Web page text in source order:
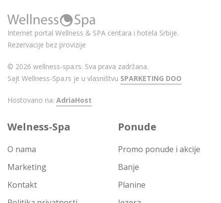
Internet portal Wellness & SPA centara i hotela Srbije.
Rezervacije bez provizije
© 2026 wellness-spa.rs. Sva prava zadržana.
Sajt Wellness-Spa.rs je u vlasništvu SPARKETING DOO
Hostovano na: AdriaHost
Welness-Spa
O nama
Marketing
Kontakt
Ponude
Promo ponude i akcije
Banje
Planine